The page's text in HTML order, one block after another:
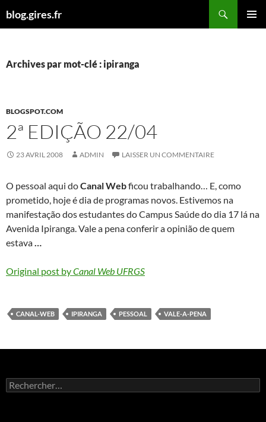
aublog.gires.fr
Archives par mot-clé : ipiranga
BLOGSPOT.COM
2ª EDIÇÃO 22/04
23 AVRIL 2008 ADMIN LAISSER UN COMMENTAIRE
O pessoal aqui doCanal Webficou trabalhando… E, como
prometido, hoje é dia de programas novos. Estivemos na
manifestação dos estudantes do Campus Saúde do dia 17 lá na
Avenida Ipiranga. Vale a pena conferir a opinião de quem
estava…
Original post byCanal Web UFRGS
CANAL-WEB IPIRANGA PESSOAL VALE-A-PENA
Rechercher :